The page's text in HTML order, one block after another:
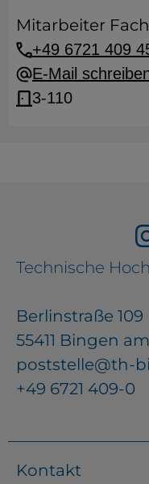
Mitarbeiter
+49 6721 409
E-Mail
3-110
Technische
Berlinstraße 109
55411 Bingen
poststelle@th-
+49 6721 409-0
Kontakt